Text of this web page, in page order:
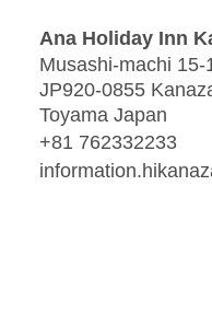
Ana Holiday Inn
Musashi-machi 15-
JP920-0855
Toyama Japan
+81 762332233